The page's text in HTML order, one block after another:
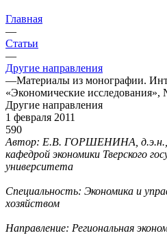
Главная
—
Статьи
—
Другие направления
—Материалы из монографии.
«Экономические исследования»,
Другие направления
1 февраля 2011
590
Автор: Е.В. ГОРШЕНИНА, д.э.н.,
кафедрой экономики Тверского
университета
Специальность: Экономика и
хозяйством
Направление: Региональная